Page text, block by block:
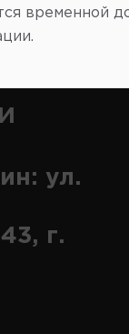
ул.
г.
временной